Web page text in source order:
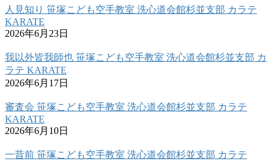
人見知り 笹塚こども空手教室 洗心道会館杉並支部 カラテ
KARATE
2026年6月23日
我以外皆我師也 笹塚こども空手教室 洗心道会館杉並支部 カ
ラテ KARATE
2026年6月17日
審査会 笹塚こども空手教室 洗心道会館杉並支部 カラテ
KARATE
2026年6月10日
一昔前 笹塚こども空手教室 洗心道会館杉並支部 カラテ